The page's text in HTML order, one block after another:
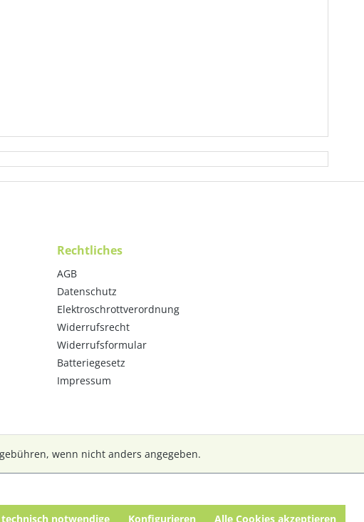
Rechtliches
AGB
Datenschutz
Elektroschrottverordnung
Widerrufsrecht
Widerrufsformular
Batteriegesetz
Impressum
wenn nicht anders angegeben.
notwendige Konfigurieren Alle Cookies akzeptieren